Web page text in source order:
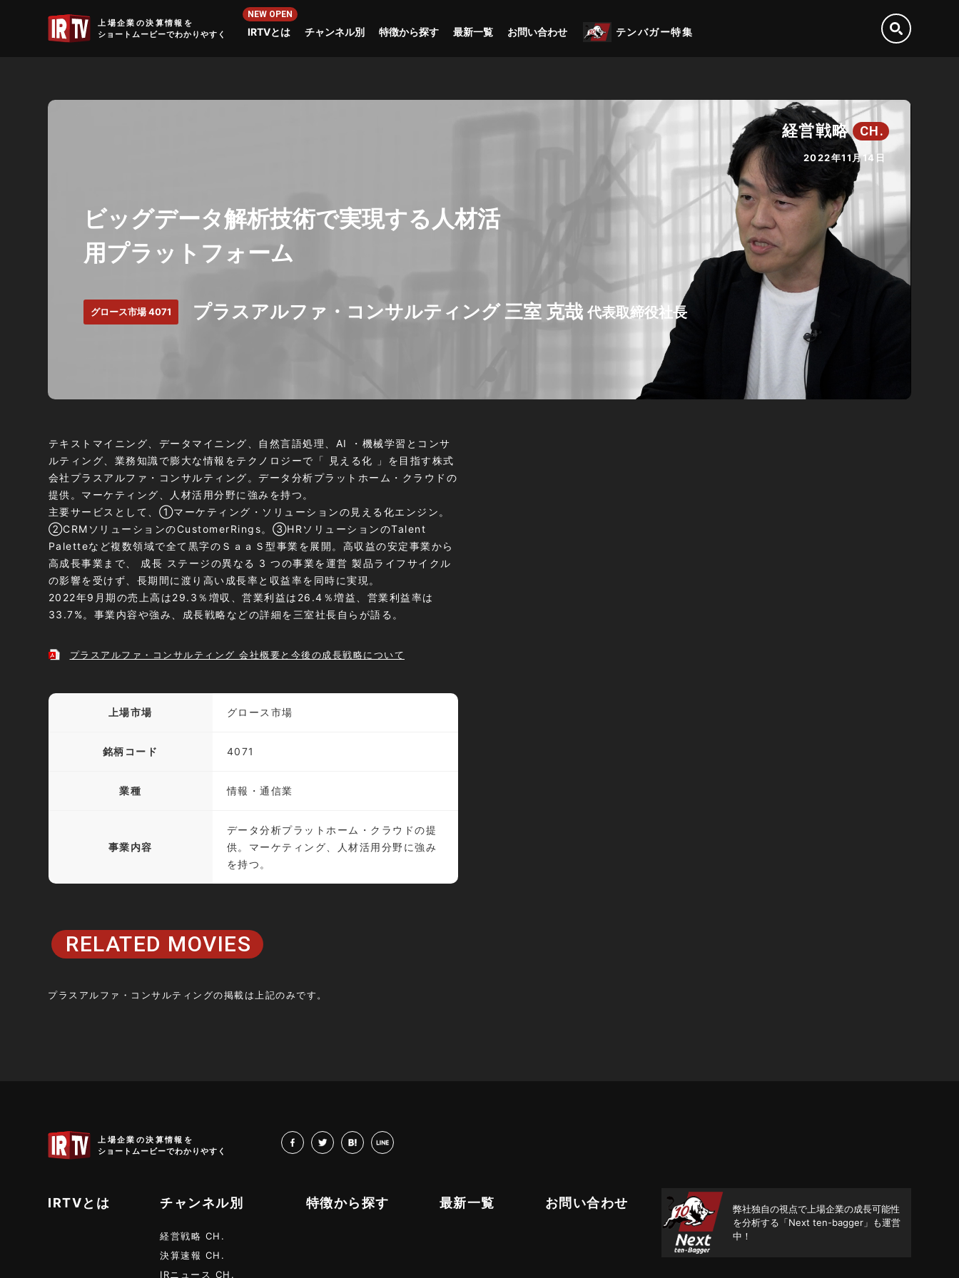
上場企業の決算情報を
ショートムービーでわかりやすく
IRTVとは チャンネル別 特徴から探す 最新一覧 お問い合わせ テンバガー特集
経営戦略 CH.
2022年11月14日
ビッグデータ解析技術で実現する人材活
用プラットフォーム
グロース市場 4071 プラスアルファ・コンサルティング 三室 克哉代表取締役社長
テキストマイニング、データマイニング、自然言語処理、AI ・機械学習とコンサ
ルティング、業務知識で膨大な情報をテクノロジーで「 見える化 」を目指す株式
会社プラスアルファ・コンサルティング 。データ分析プラットホーム・クラウドの
提供。マーケティング、人材活用分野に強みを持つ。
主要サービスとして、①マーケティング・ソリューションの見える化エンジン。
②CRMソリューションのCustomerRings。③HRソリューションのTalent
Paletteなど複数領域で全て黒字のＳａａＳ型事業を展開。高収益の安定事業から
高成長事業まで、 成長 ステージの異なる 3 つの事業を運営 製品ライフサイクル
の影響を受けず、長期間に渡り高い成長率と収益率を同時に実現。
2022年9月期の売上高は29.3％増収、営業利益は26.4％増益、営業利益率は
33.7%。事業内容や強み、成長戦略などの詳細を三室社長自らが語る。
プラスアルファ・コンサルティング 会社概要と今後の成長戦略について
上場市場 グロース市場
銘柄コード 4071
業種 情報・通信業
事業内容
データ分析プラットホーム・クラウドの提
供。マーケティング、人材活用分野に強み
を持つ。
RELATED MOVIES
プラスアルファ・コンサルティングの掲載は上記のみです。
IRTV
上場企業の決算情報を
ショートムービーでわかりやすく
facebook
twitterhatenaLINE
IRTVとは チャンネル別
経営戦略 CH.
決算速報 CH.
IRニュース CH.
特徴から探す 最新一覧 お問い合わせ
弊社独自の視点で上場企業の成長可能性
を分析する「Next ten-bagger」も運営
中！